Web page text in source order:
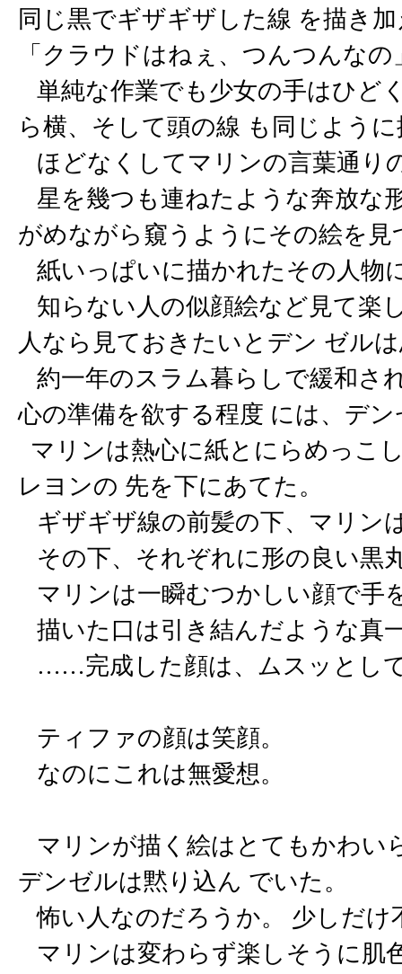
同じ黒でギザギザした線 を描き
「クラウドはねぇ、つんつんなの
単純な作業でも少女の手はひど
ら横、そして頭の線 も同じよう
ほどなくしてマリンの言葉通り
星を幾つも連ねたような奔放な
がめながら窺うようにその絵を見
紙いっぱいに描かれたその人物
知らない人の似顔絵など見て楽
人なら見ておきたいとデン ゼル
約一年のスラム暮らしで緩和さ
心の準備を欲する程度 には、デ
マリンは熱心に紙とにらめっこ
レヨンの 先を下にあてた。
ギザギザ線の前髪の下、マリン
その下、それぞれに形の良い黒
マリンは一瞬むつかしい顔で手
描いた口は引き結んだような真
……完成した顔は、ムスッとし
ティファの顔は笑顔。
なのにこれは無愛想。
マリンが描く絵はとてもかわい
デンゼルは黙り込ん でいた。
怖い人なのだろうか。 少しだけ
マリンは変わらず楽しそうに肌